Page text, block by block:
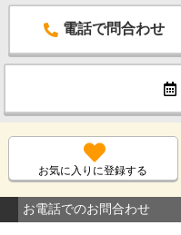
電話で問合わせ
お気に入りに登録する
お電話でのお問合わせ